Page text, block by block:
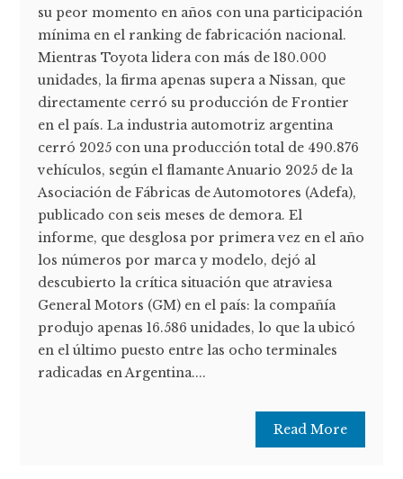
su peor momento en años con una participación
mínima en el ranking de fabricación nacional.
Mientras Toyota lidera con más de 180.000
unidades, la firma apenas supera a Nissan, que
directamente cerró su producción de Frontier
en el país. La industria automotriz argentina
cerró 2025 con una producción total de 490.876
vehículos, según el flamante Anuario 2025 de la
Asociación de Fábricas de Automotores (Adefa),
publicado con seis meses de demora. El
informe, que desglosa por primera vez en el año
los números por marca y modelo, dejó al
descubierto la crítica situación que atraviesa
General Motors (GM) en el país: la compañía
produjo apenas 16.586 unidades, lo que la ubicó
en el último puesto entre las ocho terminales
radicadas en Argentina....
Read More